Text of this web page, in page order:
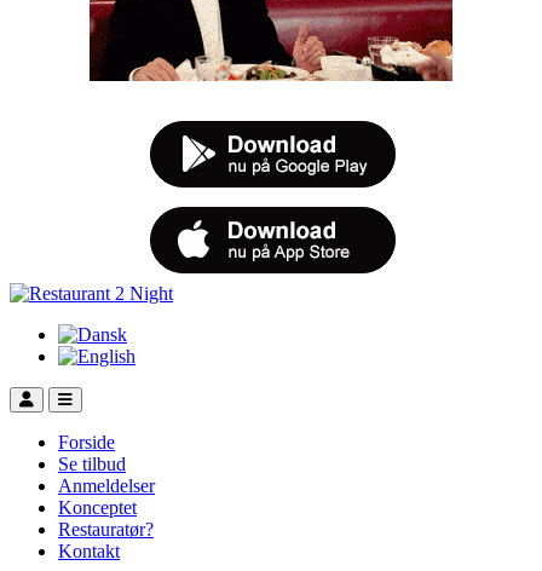
Forside
Se tilbud
Anmeldelser
Konceptet
Restauratør?
Kontakt